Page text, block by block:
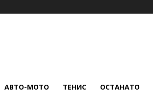
АВТО-МОТО ТЕНИС ОСТАНАТО